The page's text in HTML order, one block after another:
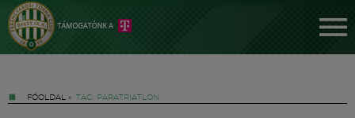
FŐOLDAL » TAG: PARATRIATLON